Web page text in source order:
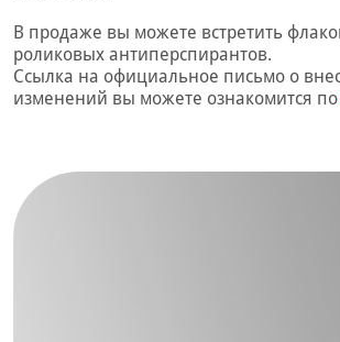
В продаже вы можете встретить
роликовых антиперспирантов.
Ссылка на официальное письмо о
изменений вы можете ознакомится по